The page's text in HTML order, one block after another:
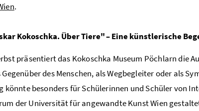
.
Kokoschka. Über Tiere" – Eine künstlerische
präsentiert das Kokoschka Museum Pöchlarn die
des Menschen, als Wegbegleiter oder als
könnte besonders für Schülerinnen und Schüler von
der Universität für angewandte Kunst Wien